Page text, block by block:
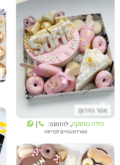
אזור הדרום
הילה מתוקה
הילה מתוקה, להזמנה: |
מארז קינוחים לבריתה